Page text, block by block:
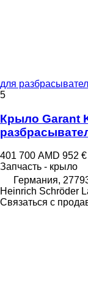
для
5
Крыло Garant
401 700 AMD 952 €
Запчасть - крыло
Германия,
Heinrich Schröder
Связаться с